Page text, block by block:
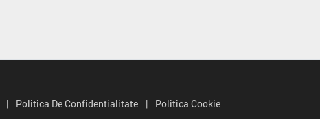
| Politica De Confidentialitate | Politica Cookie